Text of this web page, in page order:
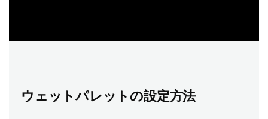
ウェットパレットの設定方法